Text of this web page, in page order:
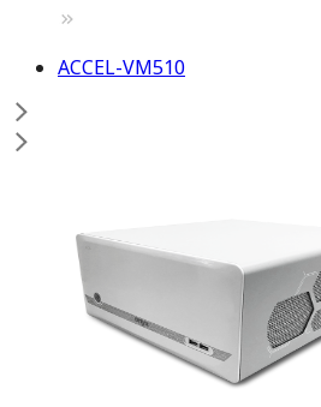
ACCEL-VM510